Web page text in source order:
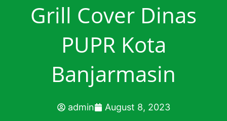
Grill Cover Dinas
PUPR Kota
Banjarmasin
admin August 8, 2023